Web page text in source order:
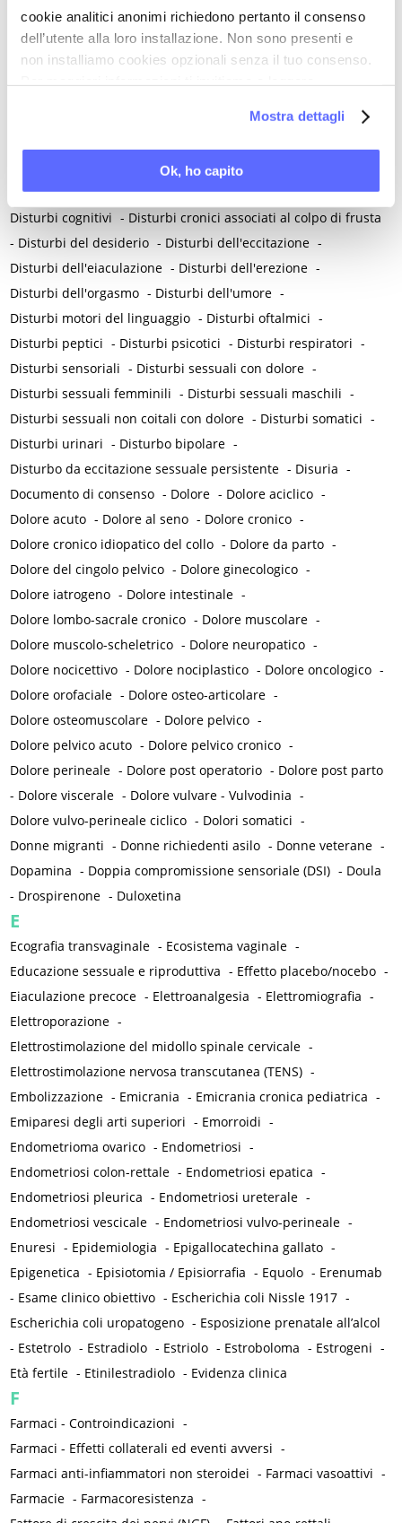
cookie analitici anonimi richiedono pertanto il consenso
dell’utente alla loro installazione. Non sono presenti e
non installiamo cookies opzionali senza il tuo consenso.
Mostra dettagli
Ok, ho capito
Dismenorrea / Dolore mestruale -
Dispareunia femminile / Dolore ai rapporti -
Dispareunia post parto -Dispareunia profonda -
Dissezione spontanea dell'arteria coronarica (SCAD)
Distonia cervicale -Distress -Distrofia vulvare -
Disturbi cognitivi - Disturbi cronici associati al colpo di frusta
- Disturbi del desiderio - Disturbi dell'eccitazione -
Disturbi dell'eiaculazione - Disturbi dell'erezione -
Disturbi dell'orgasmo - Disturbi dell'umore -
Disturbi motori del linguaggio - Disturbi oftalmici -
Disturbi peptici - Disturbi psicotici - Disturbi respiratori -
Disturbi sensoriali - Disturbi sessuali con dolore -
Disturbi sessuali femminili - Disturbi sessuali maschili -
Disturbi sessuali non coitali con dolore - Disturbi somatici -
Disturbi urinari - Disturbo bipolare -
Disturbo da eccitazione sessuale persistente - Disuria -
Documento di consenso - Dolore - Dolore aciclico -
Dolore acuto - Dolore al seno - Dolore cronico -
Dolore cronico idiopatico del collo - Dolore da parto -
Dolore del cingolo pelvico - Dolore ginecologico -
Dolore iatrogeno - Dolore intestinale -
Dolore lombo-sacrale cronico - Dolore muscolare -
Dolore muscolo-scheletrico - Dolore neuropatico -
Dolore nocicettivo - Dolore nociplastico - Dolore oncologico -
Dolore orofaciale - Dolore osteo-articolare -
Dolore osteomuscolare - Dolore pelvico -
Dolore pelvico acuto - Dolore pelvico cronico -
Dolore perineale - Dolore post operatorio - Dolore post parto
- Dolore viscerale - Dolore vulvare - Vulvodinia -
Dolore vulvo-perineale ciclico - Dolori somatici -
Donne migranti - Donne richiedenti asilo - Donne veterane -
Dopamina - Doppia compromissione sensoriale (DSI) - Doula
- Drospirenone - Duloxetina
E
Ecografia transvaginale - Ecosistema vaginale -
Educazione sessuale e riproduttiva - Effetto placebo/nocebo -
Eiaculazione precoce - Elettroanalgesia - Elettromiografia -
Elettroporazione -
Elettrostimolazione del midollo spinale cervicale -
Elettrostimolazione nervosa transcutanea (TENS) -
Embolizzazione - Emicrania - Emicrania cronica pediatrica -
Emiparesi degli arti superiori - Emorroidi -
Endometrioma ovarico - Endometriosi -
Endometriosi colon-rettale - Endometriosi epatica -
Endometriosi pleurica - Endometriosi ureterale -
Endometriosi vescicale - Endometriosi vulvo-perineale -
Enuresi - Epidemiologia - Epigallocatechina gallato -
Epigenetica - Episiotomia / Episiorrafia - Equolo - Erenumab
- Esame clinico obiettivo - Escherichia coli Nissle 1917 -
Escherichia coli uropatogeno - Esposizione prenatale all’alcol
- Estetrolo - Estradiolo - Estriolo - Estroboloma - Estrogeni -
Età fertile - Etinilestradiolo - Evidenza clinica
F
Farmaci - Controindicazioni -
Farmaci - Effetti collaterali ed eventi avversi -
Farmaci anti-infiammatori non steroidei - Farmaci vasoattivi -
Farmacie - Farmacoresistenza -